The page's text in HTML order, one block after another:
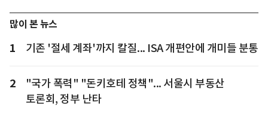
많이 본 뉴스
1 기존 '절세 계좌'까지 칼질... ISA 개편안에 개미들 분통
2
"국가 폭력" "돈키호테 정책"... 서울시 부동산
토론회, 정부 난타